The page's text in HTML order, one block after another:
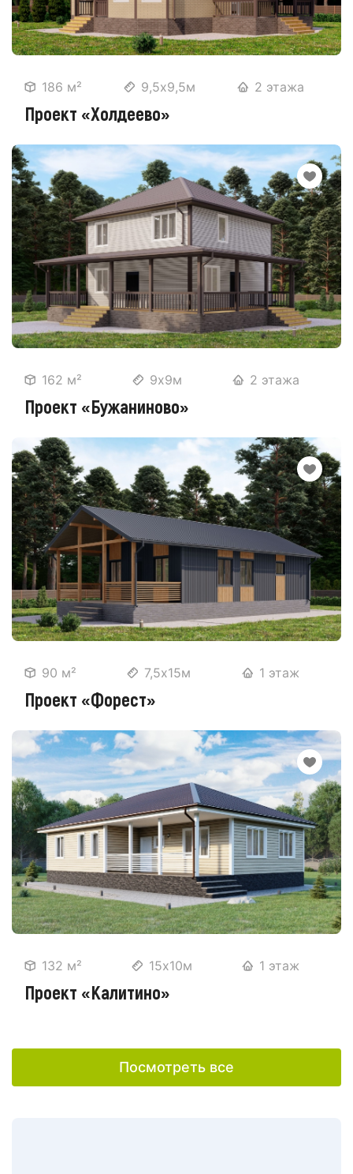
186 м² 9,5х9,5м 2 этажа
Проект «Холдеево»
162 м² 9х9м 2 этажа
Проект «Бужаниново»
90 м² 7,5х15м 1 этаж
Проект «Форест»
132 м² 15х10м 1 этаж
Проект «Калитино»
Посмотреть все